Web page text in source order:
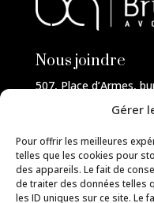
Gérer
Pour offrir les meilleures
telles que les cookies pour
des appareils. Le fait de
de traiter des données telles
les ID uniques sur ce site. Le
Nous joindre
507, Place d’Armes,
Montréal (Québec)
514-FAMILLE